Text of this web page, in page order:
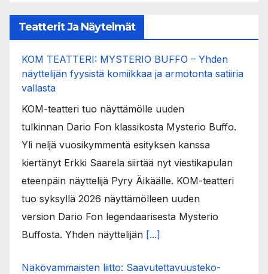
Teatterit Ja Näytelmät
KOM TEATTERI: MYSTERIO BUFFO – Yhden
näyttelijän fyysistä komiikkaa ja armotonta satiiria
vallasta
KOM-teatteri tuo näyttämölle uuden
tulkinnan Dario Fon klassikosta Mysterio Buffo.
Yli neljä vuosikymmentä esityksen kanssa
kiertänyt Erkki Saarela siirtää nyt viestikapulan
eteenpäin näyttelijä Pyry Äikäälle. KOM-teatteri
tuo syksyllä 2026 näyttämölleen uuden
version Dario Fon legendaarisesta Mysterio
Buffosta. Yhden näyttelijän [...]
Näkövammaisten liitto: Saavutettavuusteko-